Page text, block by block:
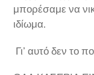
μπορέσαμε να
ιδίωμα.
Γι’ αυτό δεν το